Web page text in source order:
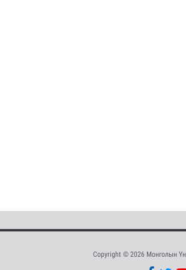
Copyright © 2026 Монголын